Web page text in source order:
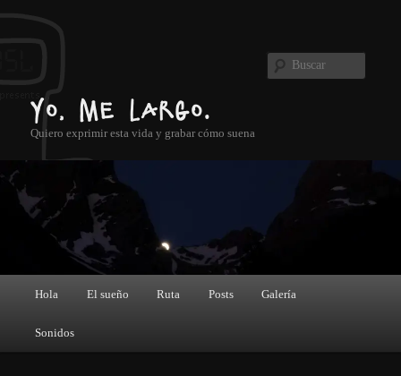
Yo, me largo.
Quiero exprimir esta vida y grabar cómo suena
Buscar
Hola
El sueño Ruta Posts Galería
Sonidos